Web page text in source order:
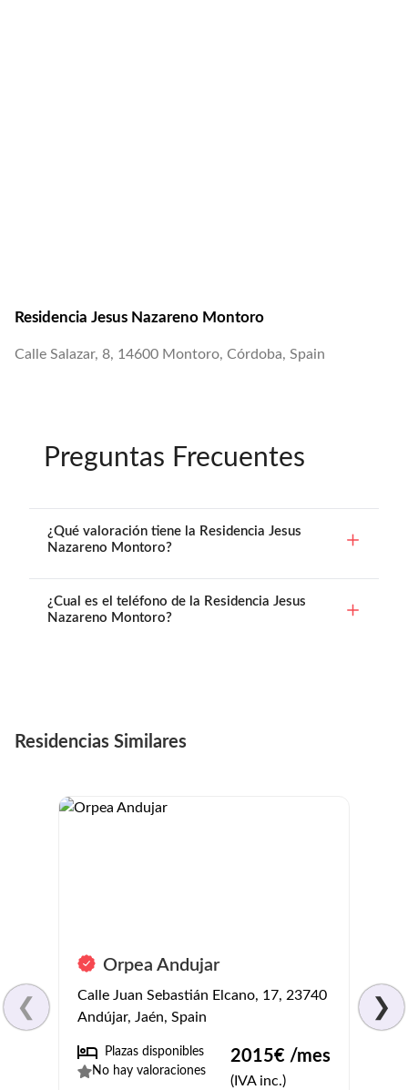
Residencia Jesus Nazareno Montoro
Calle Salazar, 8, 14600 Montoro, Córdoba, Spain
Preguntas Frecuentes
¿Qué valoración tiene la Residencia Jesus
Nazareno Montoro?
¿Cual es el teléfono de la Residencia Jesus
Nazareno Montoro?
Residencias Similares
❮
Orpea Andujar
Calle Juan Sebastián Elcano, 17, 23740
Andújar, Jaén, Spain
Plazas disponibles
No hay valoraciones
2015€ /mes
(IVA inc.)
❯